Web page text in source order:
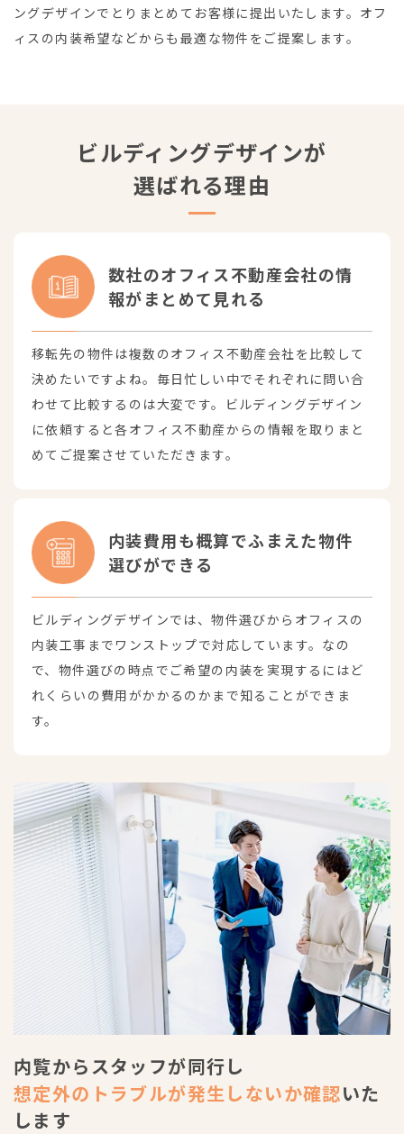
ングデザインでとりまとめてお客様に提出いたします。オフ
ィスの内装希望などからも最適な物件をご提案します。
ビルディングデザインが
選ばれる理由
数社のオフィス不動産会社の情
報がまとめて見れる
移転先の物件は複数のオフィス不動産会社を比較して
決めたいですよね。毎日忙しい中でそれぞれに問い合
わせて比較するのは大変です。ビルディングデザイン
に依頼すると各オフィス不動産からの情報を取りまと
めてご提案させていただきます。
内装費用も概算でふまえた物件
選びができる
ビルディングデザインでは、物件選びからオフィスの
内装工事までワンストップで対応しています。なの
で、物件選びの時点でご希望の内装を実現するにはど
れくらいの費用がかかるのかまで知ることができま
す。
内覧からスタッフが同行し
想定外のトラブルが発生しないか確認いた
します